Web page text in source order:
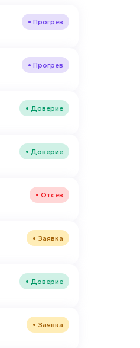
• Прогрев
• Прогрев
• Доверие
• Доверие
• Отсев
• Заявка
• Доверие
• Заявка